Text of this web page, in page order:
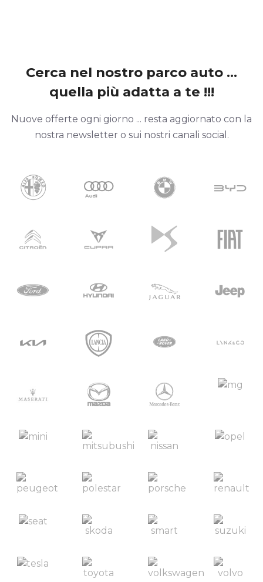
Cerca nel nostro parco auto ...
quella più adatta a te !!!
Nuove offerte ogni giorno ... resta aggiornato con la
nostra newsletter o sui nostri canali social.